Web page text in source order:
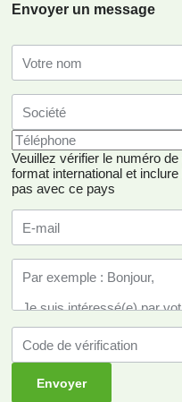
Envoyer un message
Veuillez vérifier le numéro
format international et
pas avec ce pays